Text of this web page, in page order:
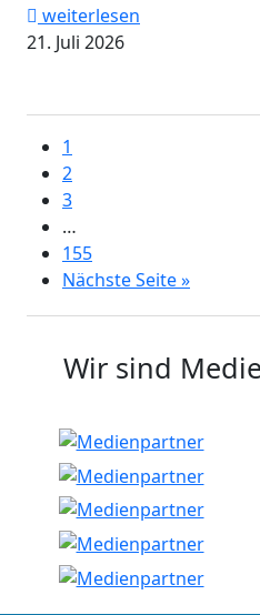
weiterlesen
21. Juli 2026
1
2
3
…
155
Nächste Seite »
Wir sind